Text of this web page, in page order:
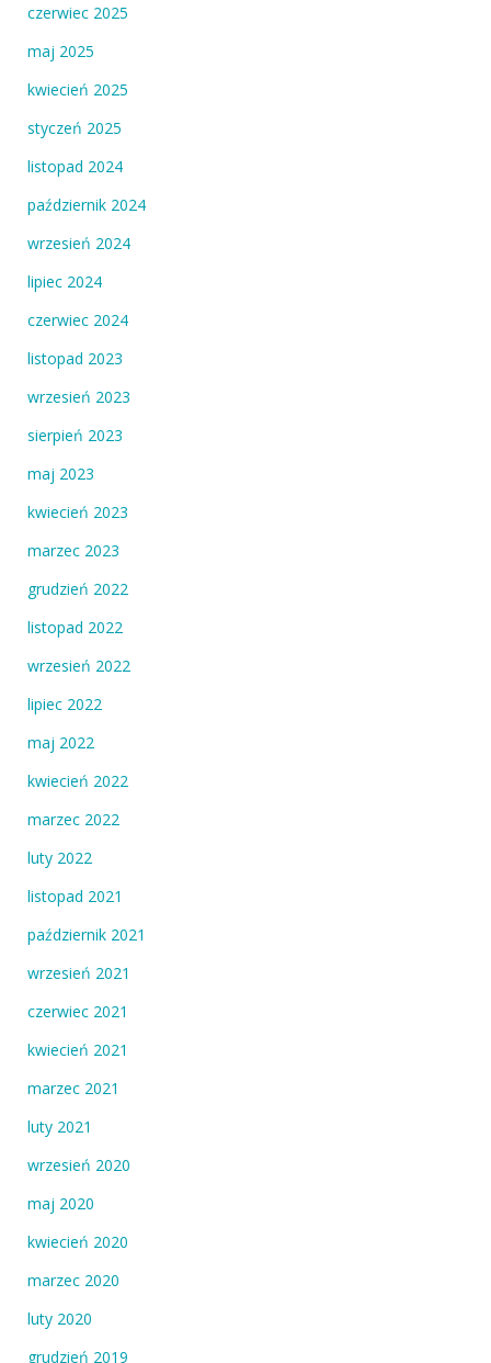
czerwiec 2025
maj 2025
kwiecień 2025
styczeń 2025
listopad 2024
październik 2024
wrzesień 2024
lipiec 2024
czerwiec 2024
listopad 2023
wrzesień 2023
sierpień 2023
maj 2023
kwiecień 2023
marzec 2023
grudzień 2022
listopad 2022
wrzesień 2022
lipiec 2022
maj 2022
kwiecień 2022
marzec 2022
luty 2022
listopad 2021
październik 2021
wrzesień 2021
czerwiec 2021
kwiecień 2021
marzec 2021
luty 2021
wrzesień 2020
maj 2020
kwiecień 2020
marzec 2020
luty 2020
grudzień 2019